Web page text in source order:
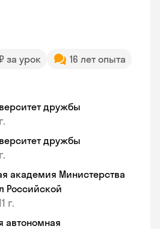
за урок
16 лет опыта
дружбы
дружбы
академия Министерства
Российской
г.
автономная